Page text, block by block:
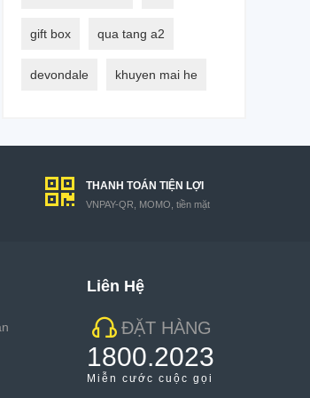
gift box qua tang a2
devondale khuyen mai he
THANH TOÁN TIỆN LỢI
VNPAY-QR, MOMO, tiền mặt
Liên Hệ
ĐẶT HÀNG
1800.2023
Miễn cước cuộc gọi